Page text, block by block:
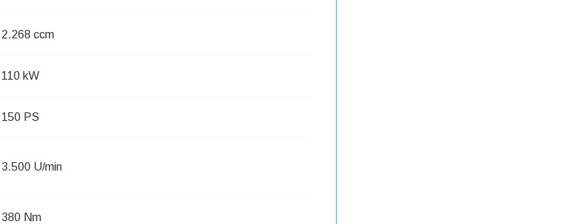
2.268 ccm
110 kW
150 PS
3.500 U/min
380 Nm